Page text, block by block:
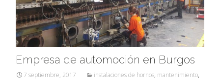
Empresa de automoción en Burgos
7 septiembre, 2017 instalaciones de hornos, mantenimiento,